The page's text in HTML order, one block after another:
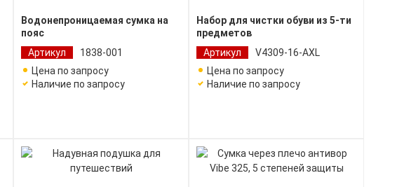
Водонепроницаемая сумка на
пояс
Артикул
1838-001
Цена по запросу
Наличие по запросу
Набор для чистки обуви из 5-ти
предметов
Артикул
V4309-16-AXL
Цена по запросу
Наличие по запросу